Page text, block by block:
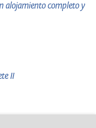
alojamiento completo y
II